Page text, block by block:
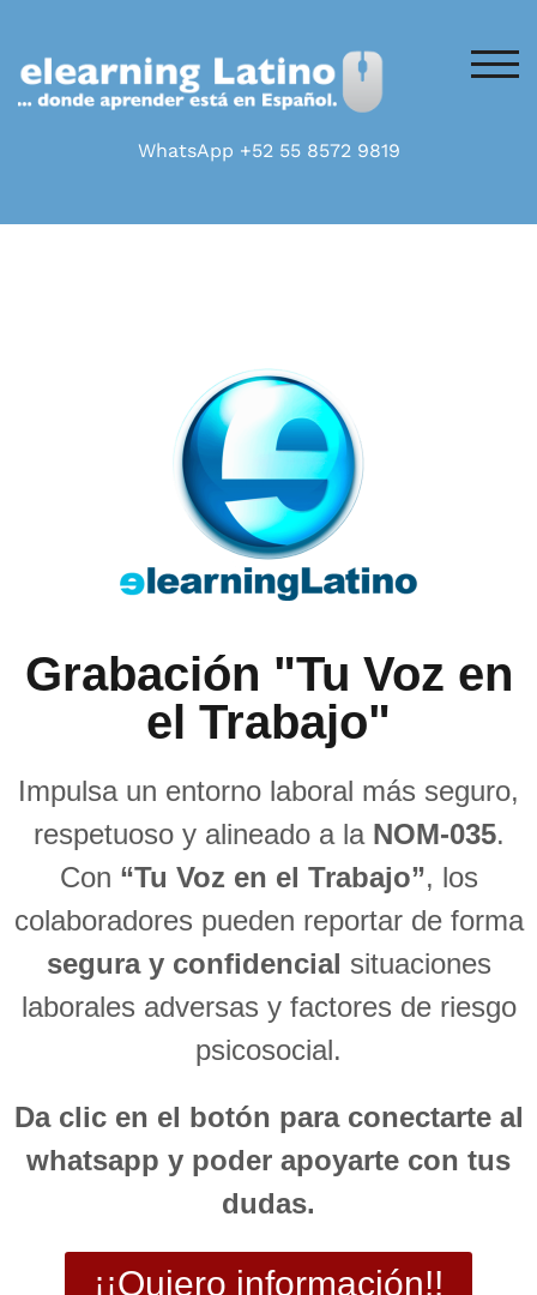
WhatsApp +52 55 8572 9819
Grabación "Tu Voz en
el Trabajo"
Impulsa un entorno laboral más seguro,
respetuoso y alineado a la NOM-035.
Con “Tu Voz en el Trabajo”, los
colaboradores pueden reportar de forma
segura y confidencial situaciones
laborales adversas y factores de riesgo
psicosocial.
Da clic en el botón para conectarte al
whatsapp y poder apoyarte con tus
dudas.
¡¡Quiero información!!